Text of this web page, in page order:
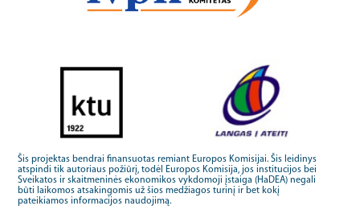
Šis projektas bendrai finansuotas remiant Europos Komisijai. Šis leidinys
atspindi tik autoriaus požiūrį, todėl Europos Komisija, jos institucijos bei
Sveikatos ir skaitmeninės ekonomikos vykdomoji įstaiga (HaDEA) negali
būti laikomos atsakingomis už šios medžiagos turinį ir bet kokį
pateikiamos informacijos naudojimą.